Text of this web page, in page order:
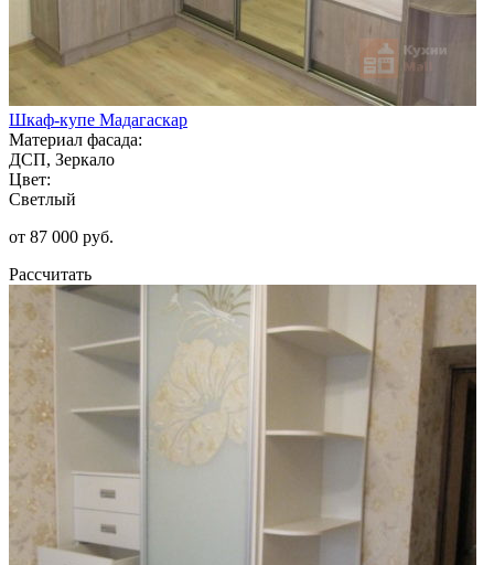
Шкаф-купе Мадагаскар
Материал фасада:
ДСП, Зеркало
Цвет:
Светлый
от 87 000 руб.
Рассчитать